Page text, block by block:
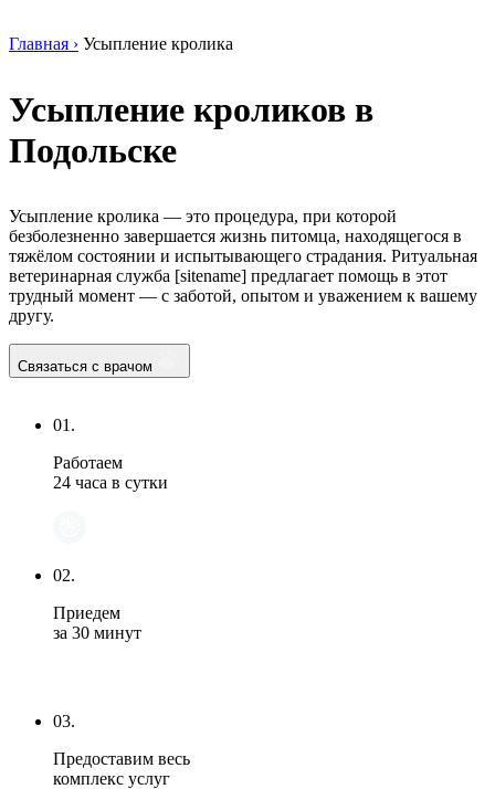
Главная › Усыпление кролика
Усыпление кроликов в
Подольске
Усыпление кролика — это процедура, при которой
безболезненно завершается жизнь питомца, находящегося в
тяжёлом состоянии и испытывающего страдания. Ритуальная
ветеринарная служба [sitename] предлагает помощь в этот
трудный момент — с заботой, опытом и уважением к вашему
другу.
Связаться с врачом
01.
Работаем
24 часа в сутки
02.
Приедем
за 30 минут
03.
Предоставим весь
комплекс услуг